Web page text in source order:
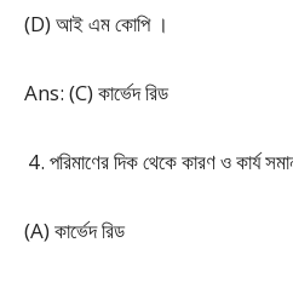
(D) আই এম কোপি ।
Ans: (C) কার্ভেদ রিড
পরিমাণের দিক থেকে কারণ ও কার্য
(A) কার্ভেদ রিড